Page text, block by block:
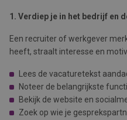
1. Verdiep je in het bedrijf en
Een recruiter of werkgever
heeft, straalt interesse en
Lees de vacaturetekst
Noteer de belangrijkste
Bekijk de website en
Zoek op wie je